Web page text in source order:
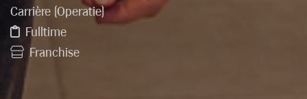
Carrière (Operatie)
Fulltime
Franchise